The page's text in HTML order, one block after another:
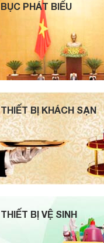
BỤC PHÁT BIỂU
THIẾT BỊ KHÁCH SẠN
THIẾT BỊ VỆ SINH